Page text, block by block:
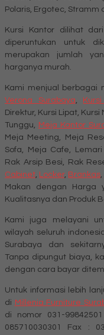
Polaris, Ergotec, Stramm
Kursi Kantor dilihat
diperuntukan untuk
merupakan jumlah
harganya murah.
Kami menjual berbagai
Verona Surabaya,
Direktur, Kursi Lipat, Kursi
Tunggu, Meja Kantor
Meja Meeting, Meja
Sofa, Meja Cafe, Lemari
Rak Arsip Besi, Rak
Cabinet, Locker, Brankas,
Makan dengan Harga
Kualitasnya dan Produk
Kami juga melayani
wilayah seluruh
Surabaya dan
Tanpa dipungut biaya,
dengan cara bayar
Untuk informasi lebih
di Millenia Furniture
di nomor 031-
085710030301 Fax :